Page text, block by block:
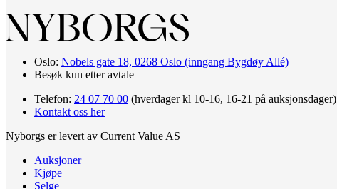
Oslo: Nobels gate 18, 0268 Oslo (inngang Bygdøy Allé)
Besøk kun etter avtale
Telefon: 24 07 70 00 (hverdager kl 10-16, 16-21 på auksjonsdager)
Kontakt oss her
Nyborgs er levert av Current Value AS
Auksjoner
Kjøpe
Selge